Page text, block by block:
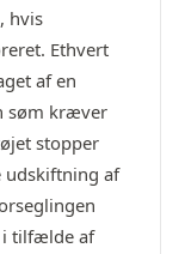
hvis
Ethvert
af en
søm kræver
stopper
udskiftning af
i tilfælde af